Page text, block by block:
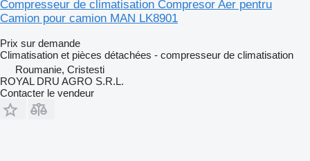
Compresseur de climatisation Compresor Aer pentru
Camion pour camion MAN LK8901
Prix sur demande
Climatisation et pièces détachées - compresseur de climatisation
Roumanie, Cristesti
ROYAL DRU AGRO S.R.L.
Contacter le vendeur